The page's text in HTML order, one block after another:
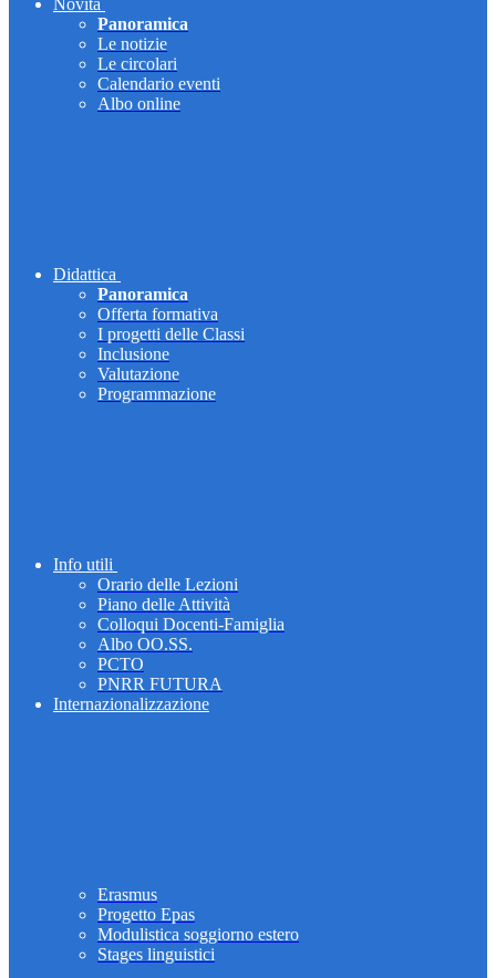
Novità
Panoramica
Le notizie
Le circolari
Calendario eventi
Albo online
Didattica
Panoramica
Offerta formativa
I progetti delle Classi
Inclusione
Valutazione
Programmazione
Info utili
Orario delle Lezioni
Piano delle Attività
Colloqui Docenti-Famiglia
Albo OO.SS.
PCTO
PNRR FUTURA
Internazionalizzazione
Erasmus
Progetto Epas
Modulistica soggiorno estero
Stages linguistici